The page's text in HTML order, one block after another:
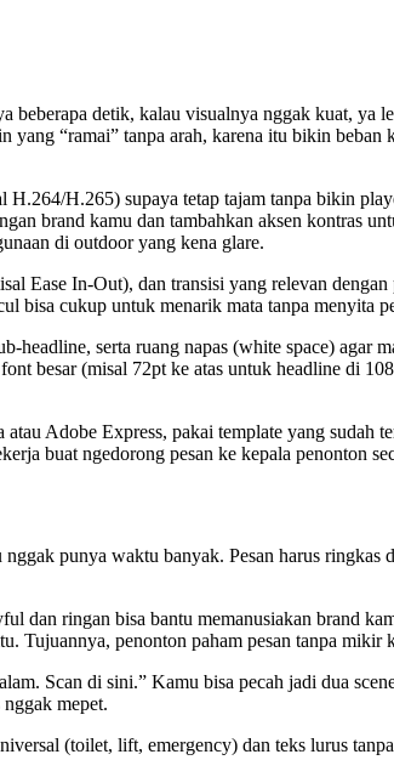
beberapa detik, kalau visualnya nggak kuat, ya
yang “ramai” tanpa arah, karena itu bikin beban
H.265) supaya tetap tajam tanpa bikin
brand kamu dan tambahkan aksen kontras
di outdoor yang kena glare.
Ease In-Out), dan transisi yang relevan dengan
bisa cukup untuk menarik mata tanpa menyita
headline, serta ruang napas (white space) agar
besar (misal 72pt ke atas untuk headline di
Adobe Express, pakai template yang sudah
buat ngedorong pesan ke kepala penonton
punya waktu banyak. Pesan harus ringkas
dan ringan bisa bantu memanusiakan brand
Tujuannya, penonton paham pesan tanpa mikir
Scan di sini.” Kamu bisa pecah jadi dua
mepet.
(toilet, lift, emergency) dan teks lurus